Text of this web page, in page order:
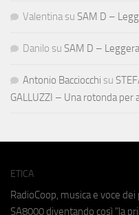
Valentina su SAM D –
Danilo su SAM D –
Antonio Bacciocchi su
GALLUZZI – Una rotonda per
ETICA
RadioCoop, musica e voce
SA8000 diventando così "la